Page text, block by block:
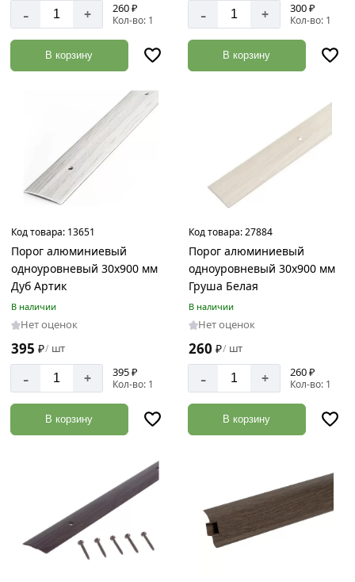
- + 260 ₽
Кол-во: 1
В корзину
- + 300 ₽
Кол-во: 1
В корзину
Код товара: 13651
Порог алюминиевый
одноуровневый 30х900 мм
Дуб Артик
В наличии
Нет оценок
395 ₽/ шт
- + 395 ₽
Кол-во: 1
В корзину
Код товара:27884
Порог алюминиевый
одноуровневый 30х900 мм
Груша Белая
В наличии
Нет оценок
260 ₽/ шт
- + 260 ₽
Кол-во: 1
В корзину